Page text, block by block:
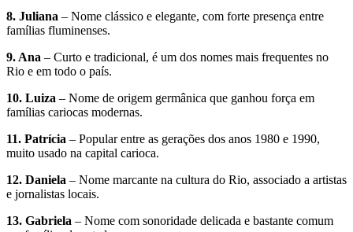
8. Juliana – Nome clássico e elegante, com forte presença entre
famílias fluminenses.
9. Ana – Curto e tradicional, é um dos nomes mais frequentes no
Rio e em todo o país.
10. Luiza – Nome de origem germânica que ganhou força em
famílias cariocas modernas.
11. Patrícia – Popular entre as gerações dos anos 1980 e 1990,
muito usado na capital carioca.
12. Daniela – Nome marcante na cultura do Rio, associado a artistas
e jornalistas locais.
13. Gabriela – Nome com sonoridade delicada e bastante comum